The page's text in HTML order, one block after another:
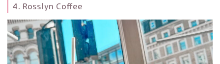
4. Rosslyn Coffee